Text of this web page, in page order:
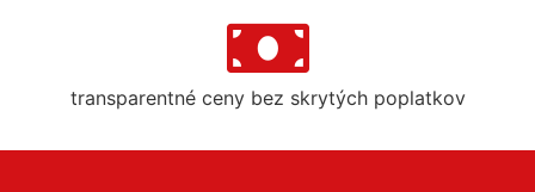
transparentné ceny bez skrytých poplatkov